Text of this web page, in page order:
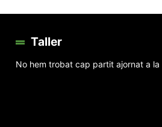
Taller
No hem trobat cap partit ajornat a